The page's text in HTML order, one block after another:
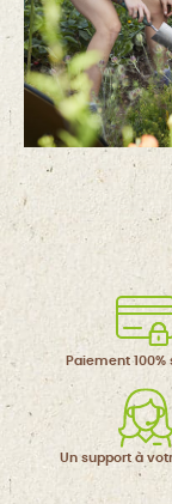
Paiement 100%
Un support à